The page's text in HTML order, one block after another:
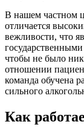
В нашем частном
отличается
вежливости, что
чтобы не было
отношении
команда обучена
сильного
Как